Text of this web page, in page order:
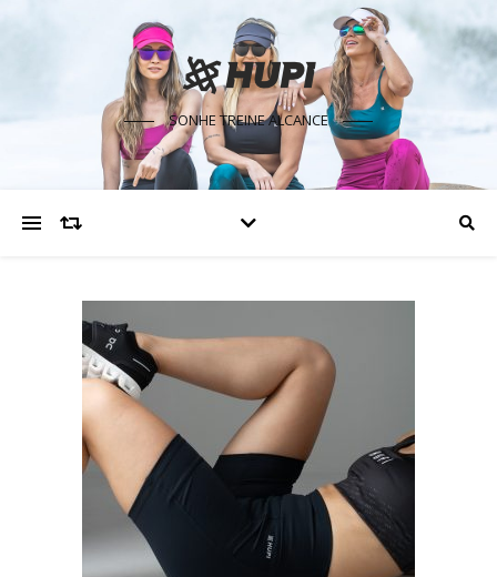
SONHE TREINE ALCANCE